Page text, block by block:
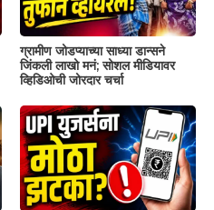
ग्रामीण जोडप्याच्या साध्या डान्सने
जिंकली लाखो मनं; सोशल मीडियावर
व्हिडिओची जोरदार चर्चा